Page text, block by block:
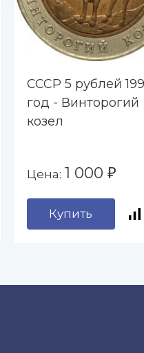
СССР 5 рублей
год - Винторогий
козел
Цена: 1 000 ₽
Купить